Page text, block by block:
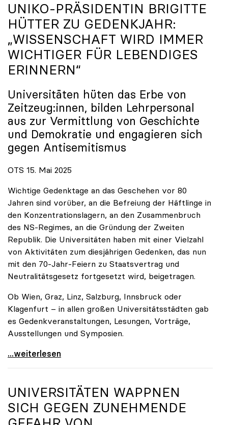
UNIKO-PRÄSIDENTIN BRIGITTE
HÜTTER ZU GEDENKJAHR:
„WISSENSCHAFT WIRD IMMER
WICHTIGER FÜR LEBENDIGES
ERINNERN“
Universitäten hüten das Erbe von
Zeitzeug:innen, bilden Lehrpersonal
aus zur Vermittlung von Geschichte
und Demokratie und engagieren sich
gegen Antisemitismus
OTS 15. Mai 2025
Wichtige Gedenktage an das Geschehen vor 80
Jahren sind vorüber, an die Befreiung der Häftlinge in
den Konzentrationslagern, an den Zusammenbruch
des NS-Regimes, an die Gründung der Zweiten
Republik. Die Universitäten haben mit einer Vielzahl
von Aktivitäten zum diesjährigen Gedenken, das nun
mit den 70-Jahr-Feiern zu Staatsvertrag und
Neutralitätsgesetz fortgesetzt wird, beigetragen.
Ob Wien, Graz, Linz, Salzburg, Innsbruck oder
Klagenfurt – in allen großen Universitätsstädten gab
es Gedenkveranstaltungen, Lesungen, Vorträge,
Ausstellungen und Symposien.
uniko-Präsidentin Brigitte Hütter zu Gedenkjahr:
...weiterlesen
UNIVERSITÄTEN WAPPNEN
SICH GEGEN ZUNEHMENDE